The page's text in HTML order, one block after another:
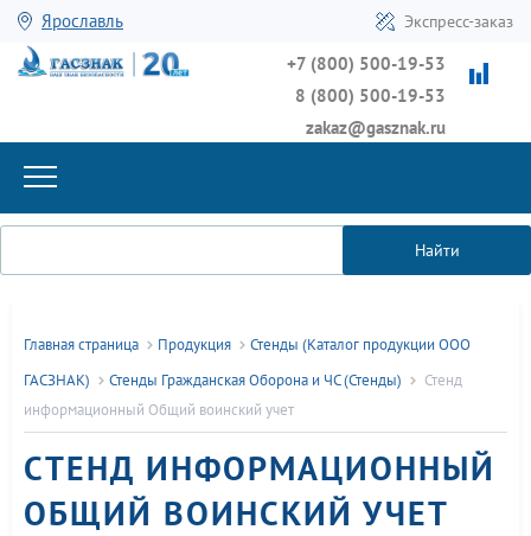
Ярославль Экспресс-заказ
+7 (800) 500-19-53
8 (800) 500-19-53
zakaz@gasznak.ru
Найти
Главная страница Продукция
Стенды (Каталог продукции ООО
ГАСЗНАК)
Стенды Гражданская Оборона и ЧС (Стенды)
Стенд
информационный Общий воинский учет
СТЕНД ИНФОРМАЦИОННЫЙ
ОБЩИЙ ВОИНСКИЙ УЧЕТ